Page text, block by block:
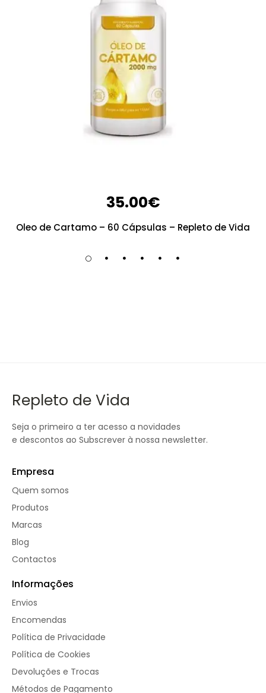
35.00€
Oleo de Cartamo – 60 Cápsulas – Repleto de Vida
Repleto de Vida
Seja o primeiro a ter acesso a novidades
e descontos ao Subscrever à nossa newsletter.
Empresa
Quem somos
Produtos
Marcas
Blog
Contactos
Informações
Envios
Encomendas
Política de Privacidade
Política de Cookies
Devoluções e Trocas
Métodos de Pagamento